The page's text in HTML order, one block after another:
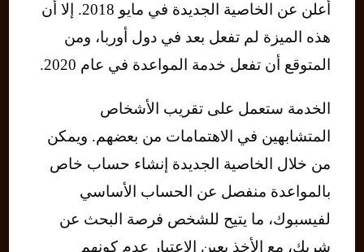
أعلن عن الخاصية الجديدة في مايو 2018. إلا أن
هذه الميزة لم تفعل بعد في دول أوربا، ومن
المتوقع أن تفعل خدمة المواعدة في عام 2020.
الخدمة ستعمل على تقريب الأشخاص
المتشابهين في الاهتمامات من بعضهم. ويمكن
من خلال الخاصية الجديدة إنشاء حساب خاص
بالمواعدة منفصل عن الحساب الأساسي
لفيسبوك، ما يتيح للشخص فرصة البحث عن
شريك، مع الأخذ بعين الاعتبار عدم كونهم